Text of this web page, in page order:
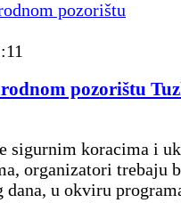
pozorištu
sigurnim koracima i
organizatori trebaju
dana, u okviru